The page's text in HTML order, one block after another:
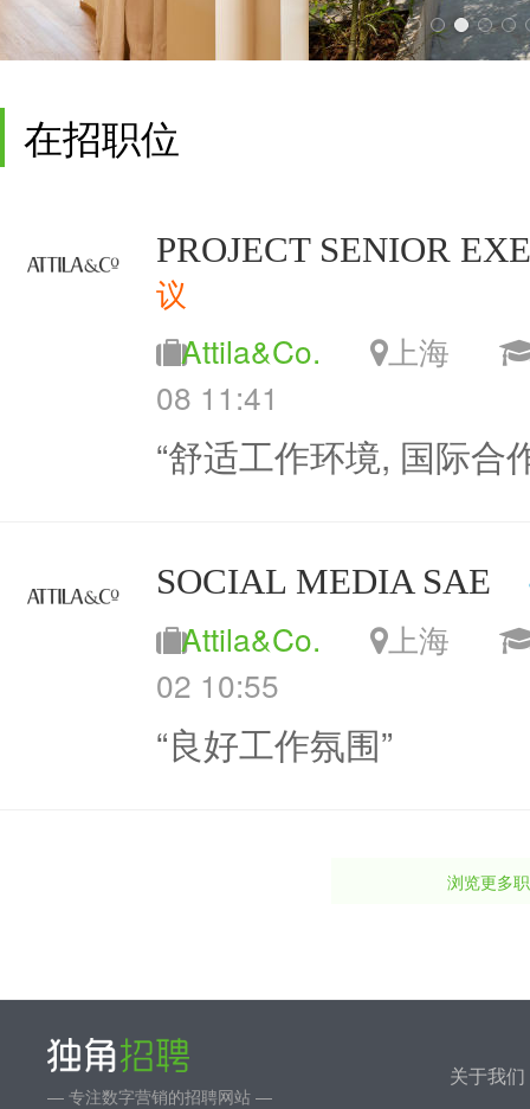
在招职位
PROJECT SENIOR
议
Attila&Co. 上海
08 11:41
“舒适工作环境, 国际合
SOCIAL MEDIA SAE
Attila&Co. 上海
02 10:55
“良好工作氛围”
浏览更多
— 专注数字营销的招聘网站 —
关于我们